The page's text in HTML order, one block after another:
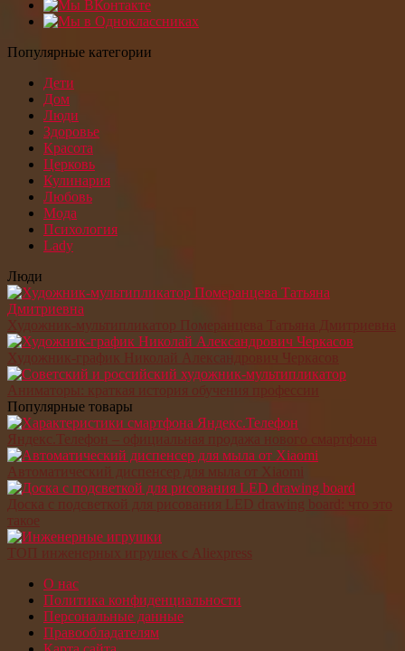
Популярные категории
Дети
Дом
Люди
Здоровье
Красота
Церковь
Кулинария
Любовь
Мода
Психология
Lady
Люди
Художник-мультипликатор Померанцева Татьяна Дмитриевна
Художник-график Николай Александрович Черкасов
Аниматоры: краткая история обучения профессии
Популярные товары
Яндекс.Телефон – официальная продажа нового смартфона
Автоматический диспенсер для мыла от Xiaomi
Доска с подсветкой для рисования LED drawing board: что это
такое
ТОП инженерных игрушек с Aliexpress
О нас
Политика конфиденциальности
Персональные данные
Правообладателям